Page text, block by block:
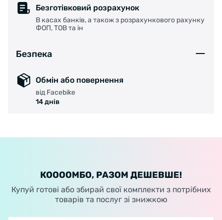
Ширина: 23
< li>Робочий тиск: 110-120 PSI
Щільність плетива корду: 3/180
Безготівковий розрахунок
В касах банків, а також з розрахункового рахунку
ФОП, ТОВ та ін
Безпека
Обмін або повернення
від Facebike
14 днів
КООООМБО, РАЗОМ ДЕШЕВШЕ!
Купуй готові або збирай свої комплекти з потрібних
товарів та послуг зі знижкою